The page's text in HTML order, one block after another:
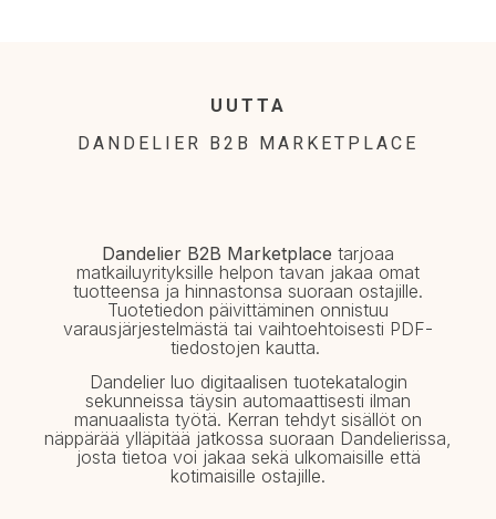
UUTTA
DANDELIER B2B MARKETPLACE
Dandelier B2B Marketplace tarjoaa
matkailuyrityksille helpon tavan jakaa omat
tuotteensa ja hinnastonsa suoraan ostajille.
Tuotetiedon päivittäminen onnistuu
varausjärjestelmästä tai vaihtoehtoisesti PDF-
tiedostojen kautta.
Dandelier luo digitaalisen tuotekatalogin
sekunneissa täysin automaattisesti ilman
manuaalista työtä. Kerran tehdyt sisällöt on
näppärää ylläpitää jatkossa suoraan Dandelierissa,
josta tietoa voi jakaa sekä ulkomaisille että
kotimaisille ostajille.